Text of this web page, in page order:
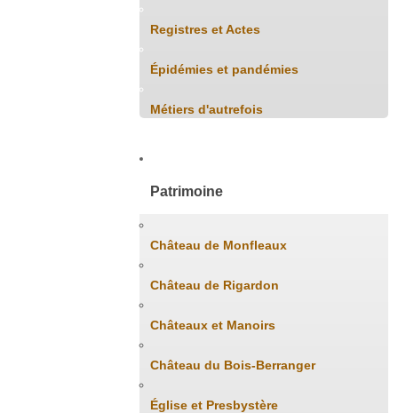
Registres et Actes
Épidémies et pandémies
Métiers d'autrefois
Patrimoine
Château de Monfleaux
Château de Rigardon
Châteaux et Manoirs
Château du Bois-Berranger
Église et Presbystère